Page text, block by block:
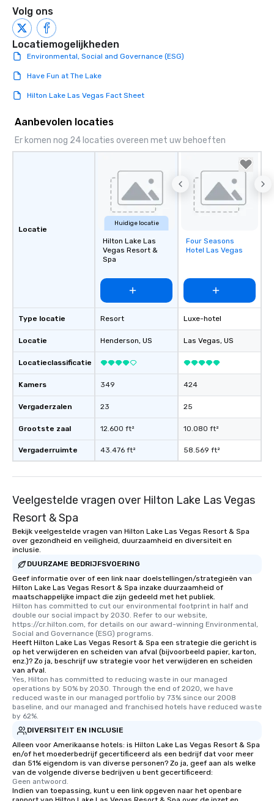
Volg ons
Locatiemogelijkheden
Environmental, Social and Governance (ESG)
Have Fun at The Lake
Hilton Lake Las Vegas Fact Sheet
Aanbevolen locaties
Er komen nog 24 locaties overeen met uw behoeften
Locatie
Type locatie
Locatie
Locatieclassificatie
Kamers
Vergaderzalen
Grootste zaal
Vergaderruimte
Huidige locatie
Hilton Lake Las
Vegas Resort &
Spa
Resort
Henderson, US
349
23
12.600 ft²
43.476 ft²
Removed from
favorites
Four Seasons
Hotel Las Vegas
Luxe-hotel
Las Vegas, US
424
25
10.080 ft²
58.569 ft²
Veelgestelde vragen over Hilton Lake Las Vegas
Resort & Spa
Bekijk veelgestelde vragen van Hilton Lake Las Vegas Resort & Spa
over gezondheid en veiligheid, duurzaamheid en diversiteit en
inclusie.
DUURZAME BEDRIJFSVOERING
Geef informatie over of een link naar doelstellingen/strategieën van
Hilton Lake Las Vegas Resort & Spa inzake duurzaamheid of
maatschappelijke impact die zijn gedeeld met het publiek.
Hilton has committed to cut our environmental footprint in half and
double our social impact by 2030. Refer to our website,
https://cr.hilton.com, for details on our award-winning Environmental,
Social and Governance (ESG) programs.
Heeft Hilton Lake Las Vegas Resort & Spa een strategie die gericht is
op het verwijderen en scheiden van afval (bijvoorbeeld papier, karton,
enz.)? Zo ja, beschrijf uw strategie voor het verwijderen en scheiden
van afval.
Yes, Hilton has committed to reducing waste in our managed
operations by 50% by 2030. Through the end of 2020, we have
reduced waste in our managed portfolio by 73% since our 2008
baseline, and our managed and franchised hotels have reduced waste
by 62%.
DIVERSITEIT EN INCLUSIE
Alleen voor Amerikaanse hotels: is Hilton Lake Las Vegas Resort & Spa
en/of het moederbedrijf gecertificeerd als een bedrijf dat voor meer
dan 51% eigendom is van diverse personen? Zo ja, geef aan als welke
van de volgende diverse bedrijven u bent gecertificeerd:
Geen antwoord.
Indien van toepassing, kunt u een link opgeven naar het openbare